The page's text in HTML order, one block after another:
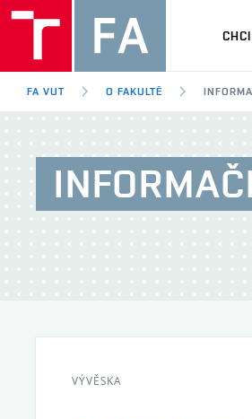
FA VUT O FAKULTĚ
VÝVĚSKA